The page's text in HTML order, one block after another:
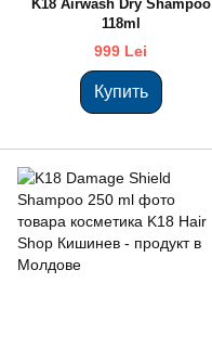
K18 Airwash Dry Shampoo
118ml
999 Lei
Купить